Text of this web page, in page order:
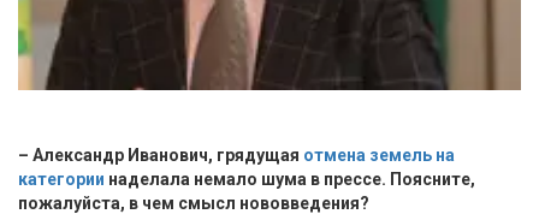
– Александр Иванович, грядущая отмена земель на
категории наделала немало шума в прессе. Поясните,
пожалуйста, в чем смысл нововведения?